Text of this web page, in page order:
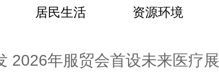
居民生活 资源环境
2026年服贸会首设未来医疗展